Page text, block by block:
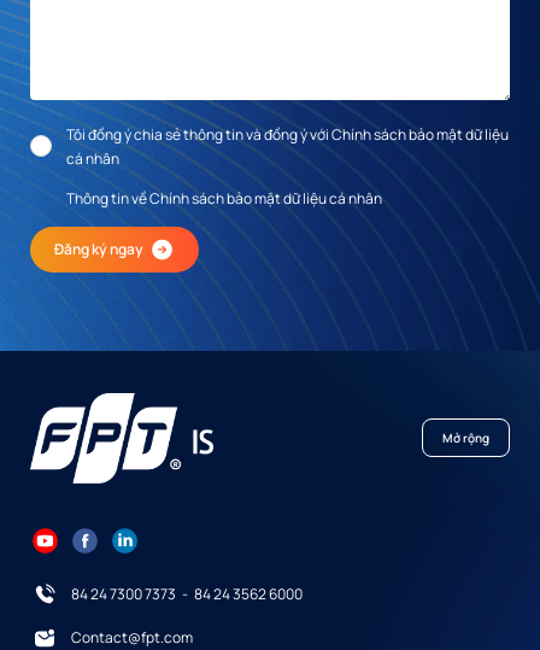
Tôi đồng ý chia sẻ thông tin và đồng ý với Chính sách bảo mật dữ liệu
cá nhân
Thông tin về Chính sách bảo mật dữ liệu cá nhân
Đăng ký ngay
Mở rộng
84 24 7300 7373 - 84 24 3562 6000
Contact@fpt.com